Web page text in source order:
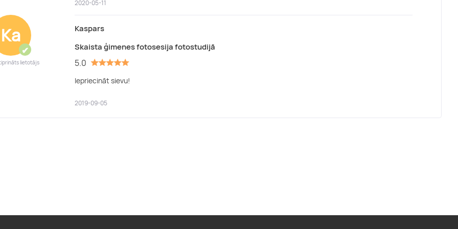
2020-05-11
Ka
✔
lietotājs
Kaspars
Skaista ģimenes fotosesija fotostudijā
5.0
Iepriecināt sievu!
2019-09-05